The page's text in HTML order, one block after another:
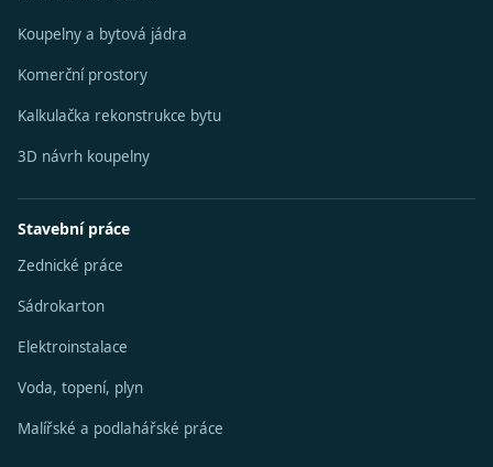
Koupelny a bytová jádra
Komerční prostory
Kalkulačka rekonstrukce bytu
3D návrh koupelny
Stavební práce
Zednické práce
Sádrokarton
Elektroinstalace
Voda, topení, plyn
Malířské a podlahářské práce